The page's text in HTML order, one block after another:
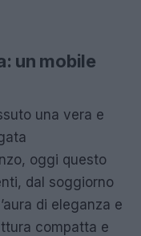
un mobile
una vera e
oggi questo
dal soggiorno
di eleganza e
compatta e